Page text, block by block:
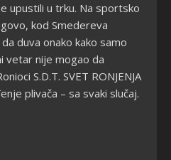
upustili u trku. Na sportsko
kod Smedereva
duva onako kako samo
vetar nije mogao da
S.D.T. SVET RONJENJA
plivača – sa svaki slučaj.